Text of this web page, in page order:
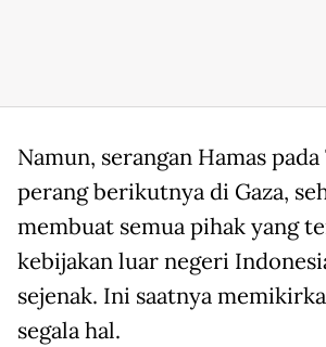
Namun, serangan Hamas
perang berikutnya di Gaza,
membuat semua pihak yang
kebijakan luar negeri
sejenak. Ini saatnya
segala hal.